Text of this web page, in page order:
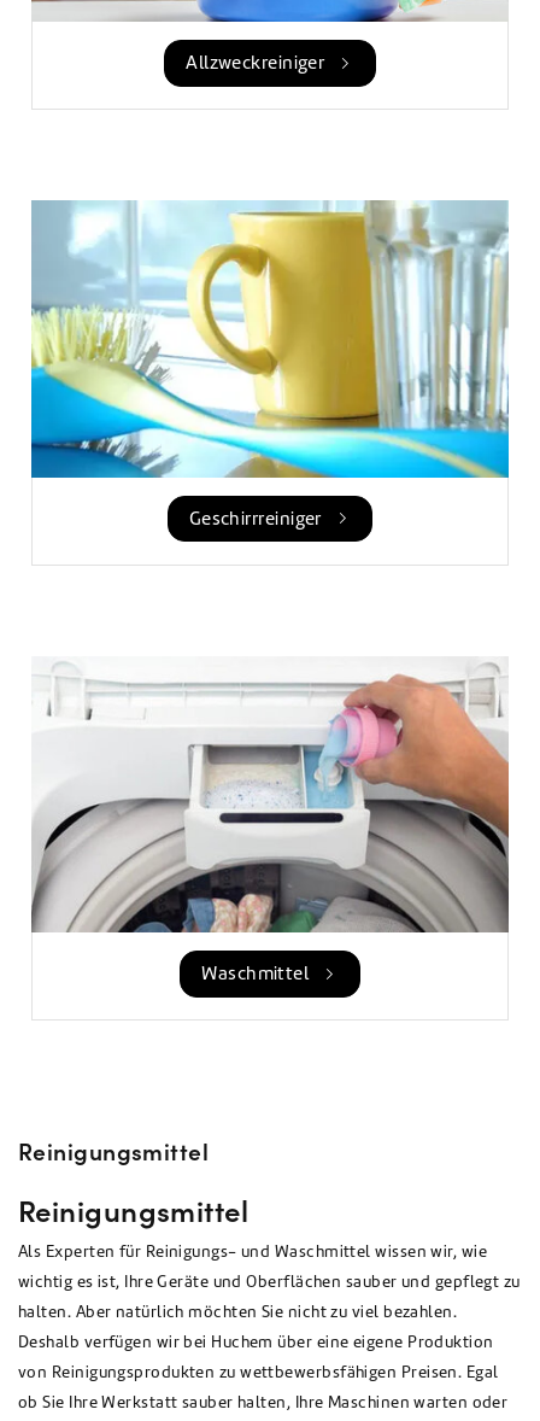
Allzweckreiniger
Geschirrreiniger
Waschmittel
Reinigungsmittel
Reinigungsmittel
Als Experten für Reinigungs- und Waschmittel wissen wir, wie
wichtig es ist, Ihre Geräte und Oberflächen sauber und gepflegt zu
halten. Aber natürlich möchten Sie nicht zu viel bezahlen.
Deshalb verfügen wir bei Huchem über eine eigene Produktion
von Reinigungsprodukten zu wettbewerbsfähigen Preisen. Egal
ob Sie Ihre Werkstatt sauber halten, Ihre Maschinen warten oder